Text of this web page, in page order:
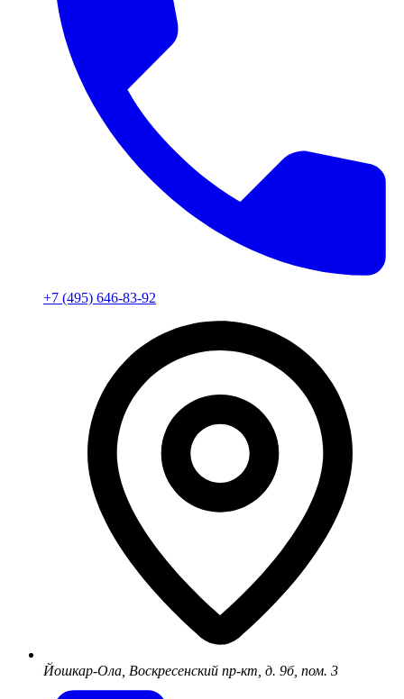
+7 (495) 646-83-92
Йошкар-Ола, Воскресенский пр-кт, д. 9б, пом. 3